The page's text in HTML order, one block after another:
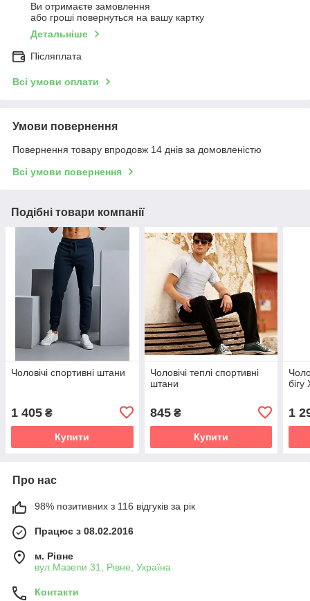
Ви отримаєте замовлення
або гроші повернуться на вашу картку
Детальніше
Післяплата
Всі умови оплати
Умови повернення
Повернення товару впродовж 14 днів за домовленістю
Всі умови повернення
Подібні товари компанії
Чоловічі спортивні штани
1 405 ₴
Купити
Чоловічі теплі спортивні
штани
845₴
Купити
1
Про нас
98% позитивних з 116 відгуків за рік
Працює з 08.02.2016
м. Рівне
вул.Мазепи 31, Рівне, Україна
Контакти